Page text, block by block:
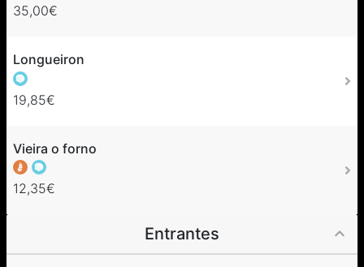
35,00€
Longueiron
19,85€
Vieira o forno
12,35€
Entrantes